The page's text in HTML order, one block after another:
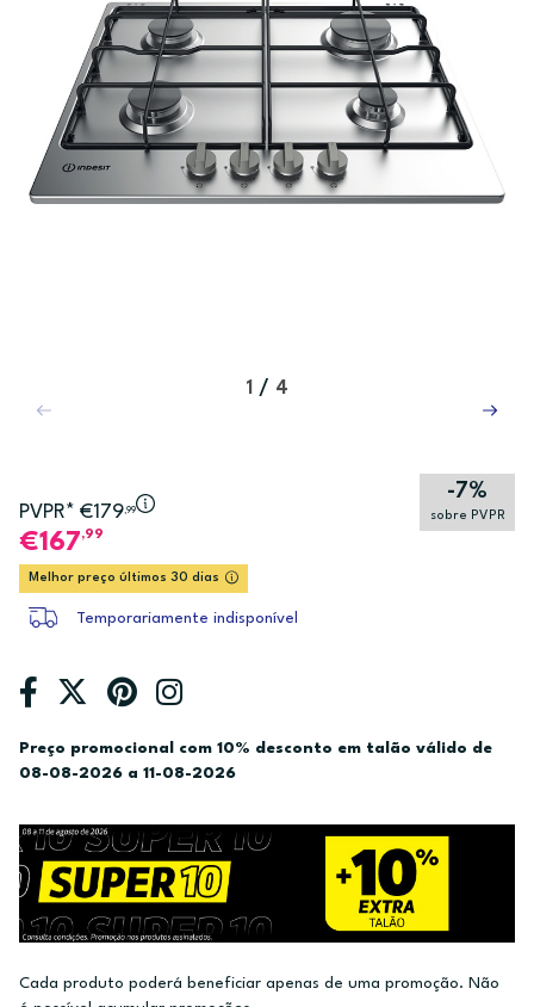
1 / 4
PVPR* €179,99
-7%
sobre PVPR
167,99
Melhor preço últimos 30 dias
Temporariamente indisponível
Preço promocional com 10% desconto em talão válido de
08-08-2026 a 11-08-2026
Cada produto poderá beneficiar apenas de uma promoção. Não